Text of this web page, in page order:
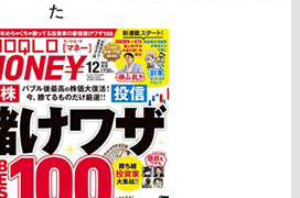
た